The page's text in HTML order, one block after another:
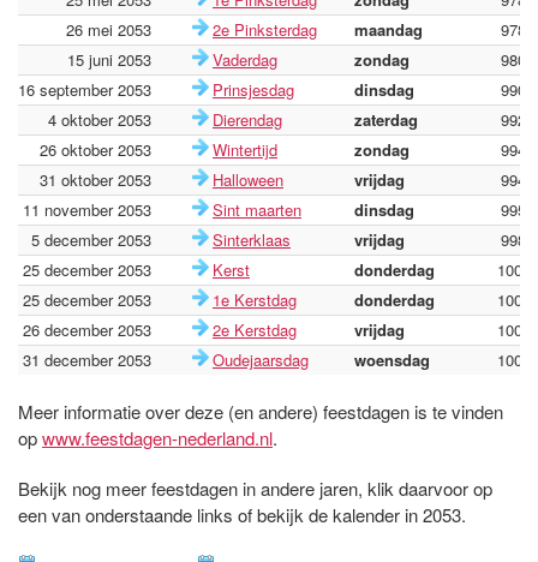
26 mei 2053
2e Pinksterdag maandag
9789
15 juni 2053
Vaderdag zondag
9809
16 september 2053
Prinsjesdag dinsdag
9902
4 oktober 2053
Dierendag zaterdag
9920
26 oktober 2053
Wintertijd zondag
9942
31 oktober 2053
Halloween vrijdag
9947
11 november 2053
Sint maarten dinsdag
9958
5 december 2053
Sinterklaas vrijdag
9982
25 december 2053
Kerst donderdag
10002
25 december 2053
1e Kerstdag donderdag
10002
26 december 2053
2e Kerstdag vrijdag
10003
31 december 2053
Oudejaarsdag woensdag 10008
Meer informatie over deze (en andere) feestdagen is te vinden
opwww.feestdagen-nederland.nl.
Bekijk nog meer feestdagen in andere jaren, klik daarvoor op
een van onderstaande links of bekijk de kalender in 2053.